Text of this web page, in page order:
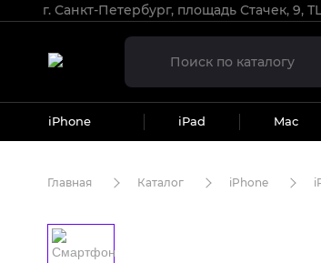
г. Санкт-Петербург, площадь Стачек, 9,
iPhone iPad Mac
Главная Каталог iPhone